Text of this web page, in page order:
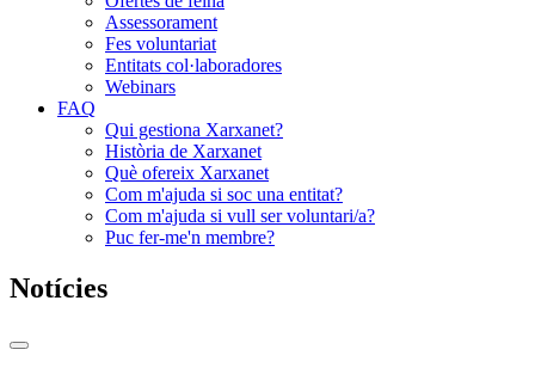
Assessorament
Fes voluntariat
Entitats col·laboradores
Webinars
FAQ
Qui gestiona Xarxanet?
Història de Xarxanet
Què ofereix Xarxanet
Com m'ajuda si soc una entitat?
Com m'ajuda si vull ser voluntari/a?
Puc fer-me'n membre?
Notícies
Commutador